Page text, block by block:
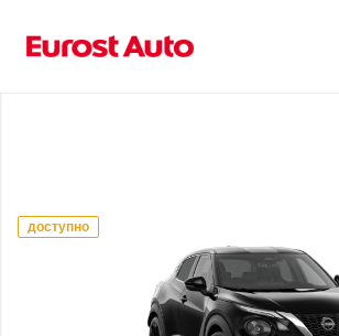
доступно